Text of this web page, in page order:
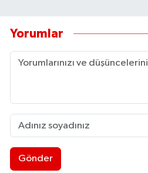
Yorumlar
Gönder